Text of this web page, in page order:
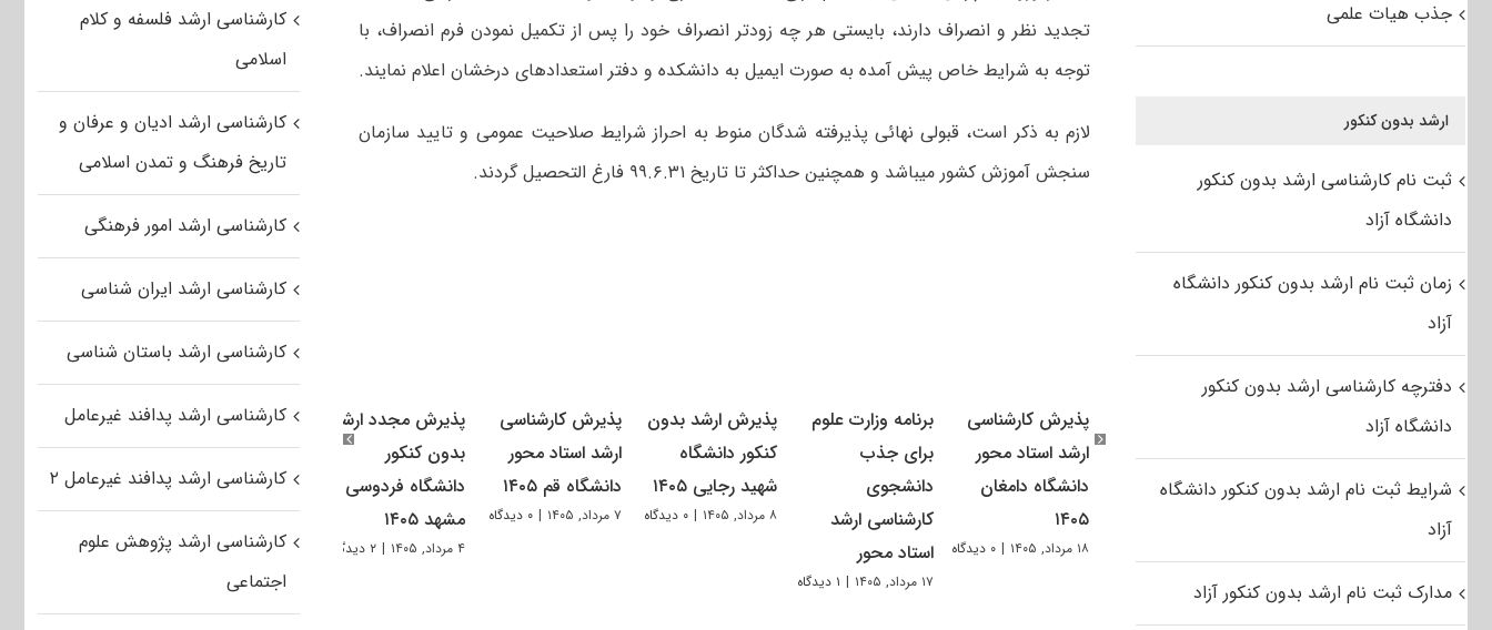
تجدید نظر و انصراف دارند، بایستی هر چه زودتر انصراف خود را پس از تکمیل نمودن فرم انصراف، با
توجه به شرایط خاص پیش آمده به صورت ایمیل به دانشکده و دفتر استعدادهای درخشان اعلام نمایند.
لازم به ذکر است، قبولی نهائی پذیرفته شدگان منوط به احراز شرایط صلاحیت عمومی و تایید سازمان
سنجش آموزش کشور می‏باشد و همچنین حداکثر تا تاریخ ۹۹.۶.۳۱ فارغ التحصیل گردند.
پذیرش کارشناسی
ارشد استاد محور
دانشگاه دامغان
۱۴۰۵
۱۸ مرداد, ۱۴۰۵ | ۰ دیدگاه
برنامه وزارت علوم
برای جذب
دانشجوی
کارشناسی ارشد
استاد محور
۱۷ مرداد, ۱۴۰۵ | ۱ دیدگاه
پذیرش ارشد بدون
کنکور دانشگاه
شهید رجایی ۱۴۰۵
۸ مرداد, ۱۴۰۵ | ۰ دیدگاه
پذیرش کارشناسی
ارشد استاد محور
دانشگاه قم ۱۴۰۵
۷ مرداد, ۱۴۰۵ | ۰ دیدگاه
پذیرش مجدد ارشد
بدون کنکور
دانشگاه فردوسی
مشهد ۱۴۰۵
۴ مرداد, ۱۴۰۵ | ۲ دیدگاه
کارشناسی ارشد فلسفه و کلام
اسلامی
کارشناسی ارشد ادیان و عرفان و
تاریخ فرهنگ و تمدن اسلامی
کارشناسی ارشد امور فرهنگی
کارشناسی ارشد ایران شناسی
کارشناسی ارشد باستان شناسی
کارشناسی ارشد پدافند غیرعامل
کارشناسی ارشد پدافند غیرعامل ۲
کارشناسی ارشد پژوهش علوم
اجتماعی
جذب هیات علمی
ارشد بدون کنکور
ثبت نام کارشناسی ارشد بدون کنکور
دانشگاه آزاد
زمان ثبت نام ارشد بدون کنکور دانشگاه
آزاد
دفترچه کارشناسی ارشد بدون کنکور
دانشگاه آزاد
شرایط ثبت نام ارشد بدون کنکور دانشگاه
آزاد
مدارک ثبت نام ارشد بدون کنکور آزاد